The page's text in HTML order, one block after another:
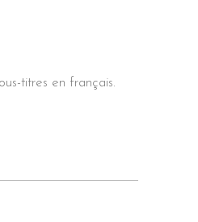
titres en français.